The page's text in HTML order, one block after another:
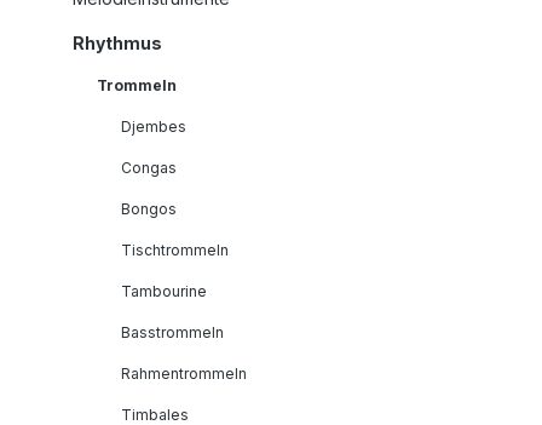
Rhythmus
Trommeln
Djembes
Congas
Bongos
Tischtrommeln
Tambourine
Basstrommeln
Rahmentrommeln
Timbales